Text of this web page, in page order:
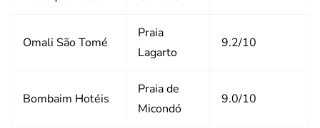
Omali São Tomé
Praia
Lagarto
9.2/10
Bombaim Hotéis
Praia de
Micondó
9.0/10